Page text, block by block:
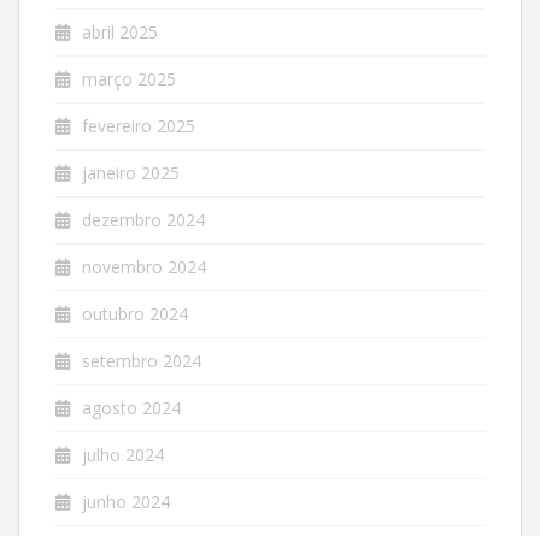
abril 2025
março 2025
fevereiro 2025
janeiro 2025
dezembro 2024
novembro 2024
outubro 2024
setembro 2024
agosto 2024
julho 2024
junho 2024